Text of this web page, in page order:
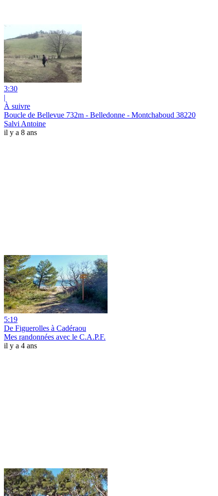
3:30
|
À suivre
Boucle de Bellevue 732m - Belledonne - Montchaboud 38220
Salvi Antoine
il y a 8 ans
5:19
De Figuerolles à Cadéraou
Mes randonnées avec le C.A.P.F.
il y a 4 ans